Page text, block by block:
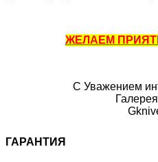
ЖЕЛАЕМ
С Уважением
ГАРАНТИЯ